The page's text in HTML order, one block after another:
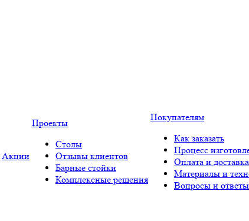
Акции
Проекты
Столы
Отзывы клиентов
Барные стойки
Комплексные решения
Покупателям
Как заказать
Процесс
Оплата и доставка
Материалы и
Вопросы и ответы